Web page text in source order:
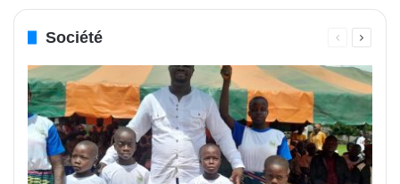
Société
PagePage